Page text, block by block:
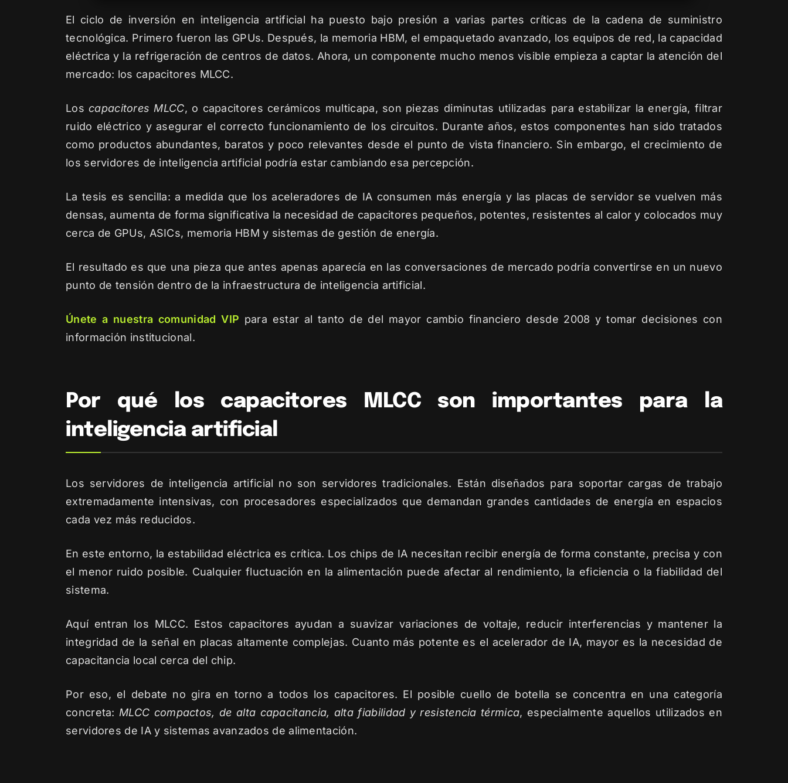
El ciclo de inversión en inteligencia artificial ha puesto bajo presión a varias partes críticas de la cadena de suministro
tecnológica. Primero fueron las GPUs. Después, la memoria HBM, el empaquetado avanzado, los equipos de red, la capacidad
eléctrica y la refrigeración de centros de datos. Ahora, un componente mucho menos visible empieza a captar la atención del
mercado: los capacitores MLCC.
Loscapacitores MLCC, o capacitores cerámicos multicapa, son piezas diminutas utilizadas para estabilizar la energía, filtrar
ruido eléctrico y asegurar el correcto funcionamiento de los circuitos. Durante años, estos componentes han sido tratados
como productos abundantes, baratos y poco relevantes desde el punto de vista financiero. Sin embargo, el crecimiento de
los servidores de inteligencia artificial podría estar cambiando esa percepción.
La tesis es sencilla: a medida que los aceleradores de IA consumen más energía y las placas de servidor se vuelven más
densas, aumenta de forma significativa la necesidad de capacitores pequeños, potentes, resistentes al calor y colocados muy
cerca de GPUs, ASICs, memoria HBM y sistemas de gestión de energía.
El resultado es que una pieza que antes apenas aparecía en las conversaciones de mercado podría convertirse en un nuevo
punto de tensión dentro de la infraestructura de inteligencia artificial.
Únete a nuestra comunidad VIP para estar al tanto de del mayor cambio financiero desde 2008 y tomar decisiones con
información institucional.
Por qué los capacitores MLCC son importantes para la
inteligencia artificial
Los servidores de inteligencia artificial no son servidores tradicionales. Están diseñados para soportar cargas de trabajo
extremadamente intensivas, con procesadores especializados que demandan grandes cantidades de energía en espacios
cada vez más reducidos.
En este entorno, la estabilidad eléctrica es crítica. Los chips de IA necesitan recibir energía de forma constante, precisa y con
el menor ruido posible. Cualquier fluctuación en la alimentación puede afectar al rendimiento, la eficiencia o la fiabilidad del
sistema.
Aquí entran los MLCC. Estos capacitores ayudan a suavizar variaciones de voltaje, reducir interferencias y mantener la
integridad de la señal en placas altamente complejas. Cuanto más potente es el acelerador de IA, mayor es la necesidad de
capacitancia local cerca del chip.
Por eso, el debate no gira en torno a todos los capacitores. El posible cuello de botella se concentra en una categoría
concreta: MLCC compactos, de alta capacitancia, alta fiabilidad y resistencia térmica, especialmente aquellos utilizados en
servidores de IA y sistemas avanzados de alimentación.